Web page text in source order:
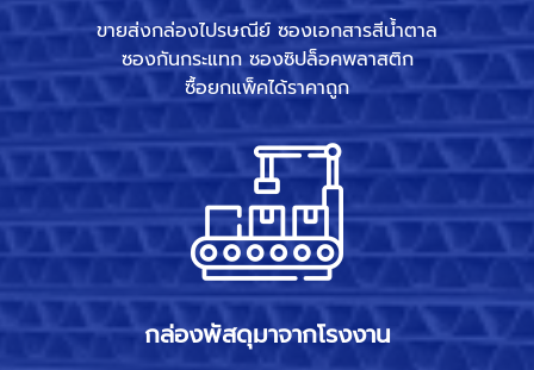
ขายส่งกล่องไปรษณีย์ ซองเอกสารสีน้ำตาล
ซองกันกระแทก ซองซิปล็อคพลาสติก
ซื้อยกแพ็คได้ราคาถูก
กล่องพัสดุมาจากโรงงาน